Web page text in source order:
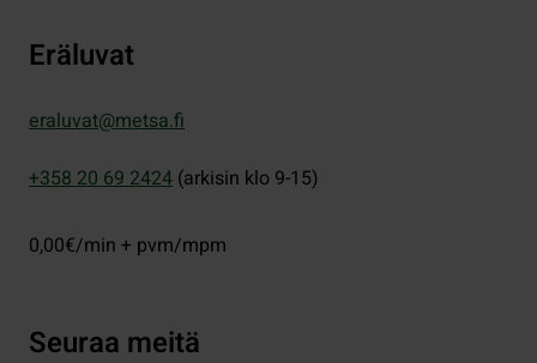
Eräluvat
eraluvat@metsa.fi
+358 20 69 2424 (arkisin klo 9-15)
0,00€/min + pvm/mpm
Seuraa meitä